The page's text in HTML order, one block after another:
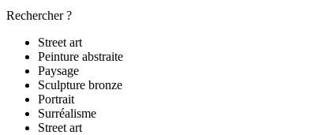
Rechercher ?
Street art
Peinture abstraite
Paysage
Sculpture bronze
Portrait
Surréalisme
Street art